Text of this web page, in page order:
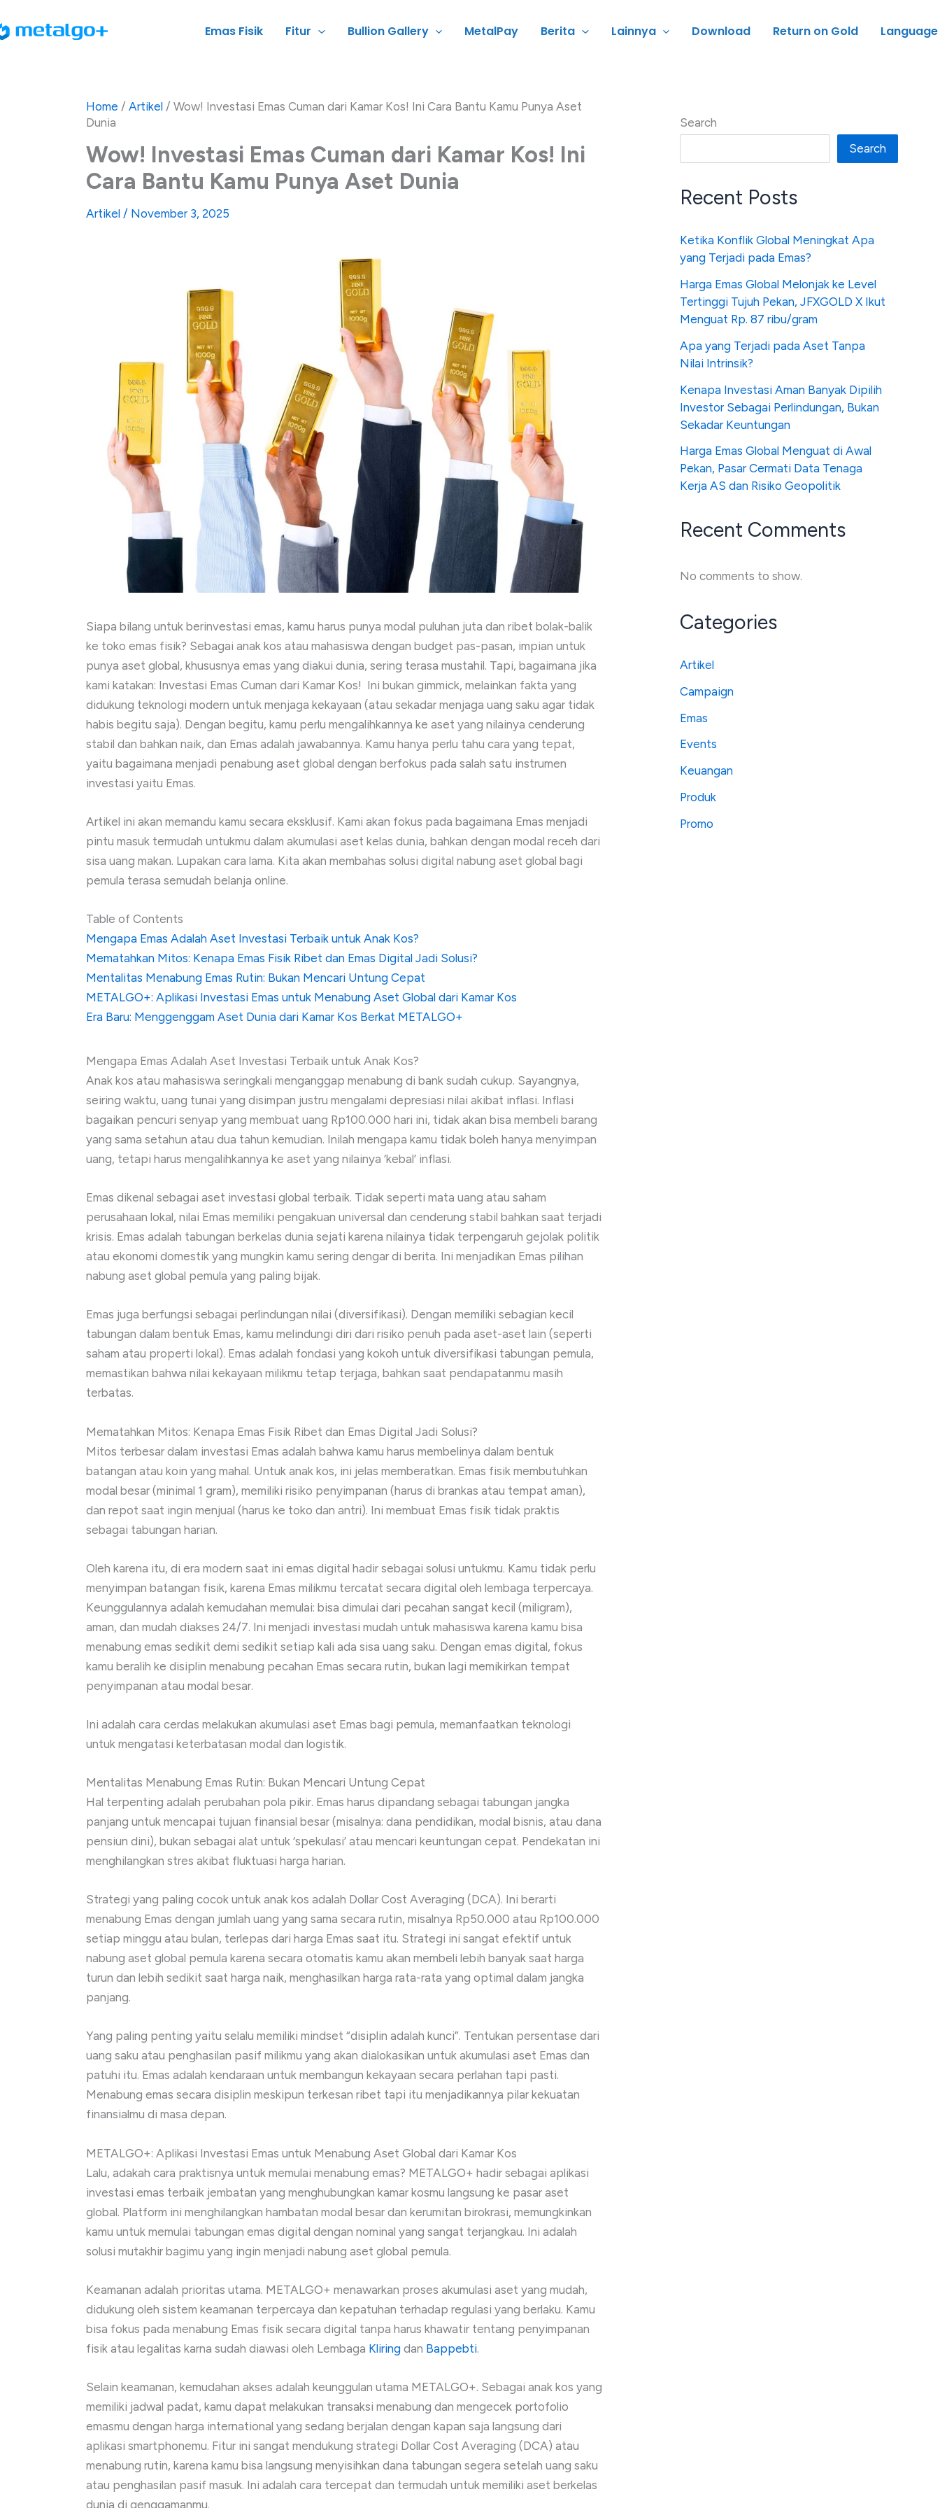
to
Emas Fisik Fitur Bullion Gallery MetalPay Berita Lainnya Download Return on Gold Language
Home / Artikel / Wow! Investasi Emas Cuman dari Kamar Kos! Ini Cara Bantu Kamu Punya Aset
Dunia
Wow! Investasi Emas Cuman dari Kamar Kos! Ini
Cara Bantu Kamu Punya Aset Dunia
Artikel / November 3, 2025
Siapa bilang untuk berinvestasi emas, kamu harus punya modal puluhan juta dan ribet bolak-balik
ke toko emas fisik? Sebagai anak kos atau mahasiswa dengan budget pas-pasan, impian untuk
punya aset global, khususnya emas yang diakui dunia, sering terasa mustahil. Tapi, bagaimana jika
kami katakan: Investasi Emas Cuman dari Kamar Kos! Ini bukan gimmick, melainkan fakta yang
didukung teknologi modern untuk menjaga kekayaan (atau sekadar menjaga uang saku agar tidak
habis begitu saja). Dengan begitu, kamu perlu mengalihkannya ke aset yang nilainya cenderung
stabil dan bahkan naik, dan Emas adalah jawabannya. Kamu hanya perlu tahu cara yang tepat,
yaitu bagaimana menjadi penabung aset global dengan berfokus pada salah satu instrumen
investasi yaitu Emas.
Artikel ini akan memandu kamu secara eksklusif. Kami akan fokus pada bagaimana Emas menjadi
pintu masuk termudah untukmu dalam akumulasi aset kelas dunia, bahkan dengan modal receh dari
sisa uang makan. Lupakan cara lama. Kita akan membahas solusi digital nabung aset global bagi
pemula terasa semudah belanja online.
Table of Contents
Mengapa Emas Adalah Aset Investasi Terbaik untuk Anak Kos?
Mematahkan Mitos: Kenapa Emas Fisik Ribet dan Emas Digital Jadi Solusi?
Mentalitas Menabung Emas Rutin: Bukan Mencari Untung Cepat
METALGO+: Aplikasi Investasi Emas untuk Menabung Aset Global dari Kamar Kos
Era Baru: Menggenggam Aset Dunia dari Kamar Kos Berkat METALGO+
Mengapa Emas Adalah Aset Investasi Terbaik untuk Anak Kos?
Anak kos atau mahasiswa seringkali menganggap menabung di bank sudah cukup. Sayangnya,
seiring waktu, uang tunai yang disimpan justru mengalami depresiasi nilai akibat inflasi. Inflasi
bagaikan pencuri senyap yang membuat uang Rp100.000 hari ini, tidak akan bisa membeli barang
yang sama setahun atau dua tahun kemudian. Inilah mengapa kamu tidak boleh hanya menyimpan
uang, tetapi harus mengalihkannya ke aset yang nilainya ‘kebal’ inflasi.
Emas dikenal sebagai aset investasi global terbaik. Tidak seperti mata uang atau saham
perusahaan lokal, nilai Emas memiliki pengakuan universal dan cenderung stabil bahkan saat terjadi
krisis. Emas adalah tabungan berkelas dunia sejati karena nilainya tidak terpengaruh gejolak politik
atau ekonomi domestik yang mungkin kamu sering dengar di berita. Ini menjadikan Emas pilihan
nabung aset global pemula yang paling bijak.
Emas juga berfungsi sebagai perlindungan nilai (diversifikasi). Dengan memiliki sebagian kecil
tabungan dalam bentuk Emas, kamu melindungi diri dari risiko penuh pada aset-aset lain (seperti
saham atau properti lokal). Emas adalah fondasi yang kokoh untuk diversifikasi tabungan pemula,
memastikan bahwa nilai kekayaan milikmu tetap terjaga, bahkan saat pendapatanmu masih
terbatas.
Mematahkan Mitos: Kenapa Emas Fisik Ribet dan Emas Digital Jadi Solusi?
Mitos terbesar dalam investasi Emas adalah bahwa kamu harus membelinya dalam bentuk
batangan atau koin yang mahal. Untuk anak kos, ini jelas memberatkan. Emas fisik membutuhkan
modal besar (minimal 1 gram), memiliki risiko penyimpanan (harus di brankas atau tempat aman),
dan repot saat ingin menjual (harus ke toko dan antri). Ini membuat Emas fisik tidak praktis
sebagai tabungan harian.
Oleh karena itu, di era modern saat ini emas digital hadir sebagai solusi untukmu. Kamu tidak perlu
menyimpan batangan fisik, karena Emas milikmu tercatat secara digital oleh lembaga terpercaya.
Keunggulannya adalah kemudahan memulai: bisa dimulai dari pecahan sangat kecil (miligram),
aman, dan mudah diakses 24/7. Ini menjadi investasi mudah untuk mahasiswa karena kamu bisa
menabung emas sedikit demi sedikit setiap kali ada sisa uang saku. Dengan emas digital, fokus
kamu beralih ke disiplin menabung pecahan Emas secara rutin, bukan lagi memikirkan tempat
penyimpanan atau modal besar.
Ini adalah cara cerdas melakukan akumulasi aset Emas bagi pemula, memanfaatkan teknologi
untuk mengatasi keterbatasan modal dan logistik.
Mentalitas Menabung Emas Rutin: Bukan Mencari Untung Cepat
Hal terpenting adalah perubahan pola pikir. Emas harus dipandang sebagai tabungan jangka
panjang untuk mencapai tujuan finansial besar (misalnya: dana pendidikan, modal bisnis, atau dana
pensiun dini), bukan sebagai alat untuk ‘spekulasi’ atau mencari keuntungan cepat. Pendekatan ini
menghilangkan stres akibat fluktuasi harga harian.
Strategi yang paling cocok untuk anak kos adalah Dollar Cost Averaging (DCA). Ini berarti
menabung Emas dengan jumlah uang yang sama secara rutin, misalnya Rp50.000 atau Rp100.000
setiap minggu atau bulan, terlepas dari harga Emas saat itu. Strategi ini sangat efektif untuk
nabung aset global pemula karena secara otomatis kamu akan membeli lebih banyak saat harga
turun dan lebih sedikit saat harga naik, menghasilkan harga rata-rata yang optimal dalam jangka
panjang.
Yang paling penting yaitu selalu memiliki mindset “disiplin adalah kunci”. Tentukan persentase dari
uang saku atau penghasilan pasif milikmu yang akan dialokasikan untuk akumulasi aset Emas dan
patuhi itu. Emas adalah kendaraan untuk membangun kekayaan secara perlahan tapi pasti.
Menabung emas secara disiplin meskipun terkesan ribet tapi itu menjadikannya pilar kekuatan
finansialmu di masa depan.
METALGO+: Aplikasi Investasi Emas untuk Menabung Aset Global dari Kamar Kos
Lalu, adakah cara praktisnya untuk memulai menabung emas? METALGO+ hadir sebagai aplikasi
investasi emas terbaik jembatan yang menghubungkan kamar kosmu langsung ke pasar aset
global. Platform ini menghilangkan hambatan modal besar dan kerumitan birokrasi, memungkinkan
kamu untuk memulai tabungan emas digital dengan nominal yang sangat terjangkau. Ini adalah
solusi mutakhir bagimu yang ingin menjadi nabung aset global pemula.
Keamanan adalah prioritas utama. METALGO+ menawarkan proses akumulasi aset yang mudah,
didukung oleh sistem keamanan terpercaya dan kepatuhan terhadap regulasi yang berlaku. Kamu
bisa fokus pada menabung Emas fisik secara digital tanpa harus khawatir tentang penyimpanan
fisik atau legalitas karna sudah diawasi oleh Lembaga Kliring dan Bappebti.
Selain keamanan, kemudahan akses adalah keunggulan utama METALGO+. Sebagai anak kos yang
memiliki jadwal padat, kamu dapat melakukan transaksi menabung dan mengecek portofolio
emasmu dengan harga international yang sedang berjalan dengan kapan saja langsung dari
aplikasi smartphonemu. Fitur ini sangat mendukung strategi Dollar Cost Averaging (DCA) atau
menabung rutin, karena kamu bisa langsung menyisihkan dana tabungan segera setelah uang saku
atau penghasilan pasif masuk. Ini adalah cara tercepat dan termudah untuk memiliki aset berkelas
dunia di genggamanmu.
Search
Search
Recent Posts
Ketika Konflik Global Meningkat Apa
yang Terjadi pada Emas?
Harga Emas Global Melonjak ke Level
Tertinggi Tujuh Pekan, JFXGOLD X Ikut
Menguat Rp. 87 ribu/gram
Apa yang Terjadi pada Aset Tanpa
Nilai Intrinsik?
Kenapa Investasi Aman Banyak Dipilih
Investor Sebagai Perlindungan, Bukan
Sekadar Keuntungan
Harga Emas Global Menguat di Awal
Pekan, Pasar Cermati Data Tenaga
Kerja AS dan Risiko Geopolitik
Recent Comments
No comments to show.
Categories
Artikel
Campaign
Emas
Events
Keuangan
Produk
Promo